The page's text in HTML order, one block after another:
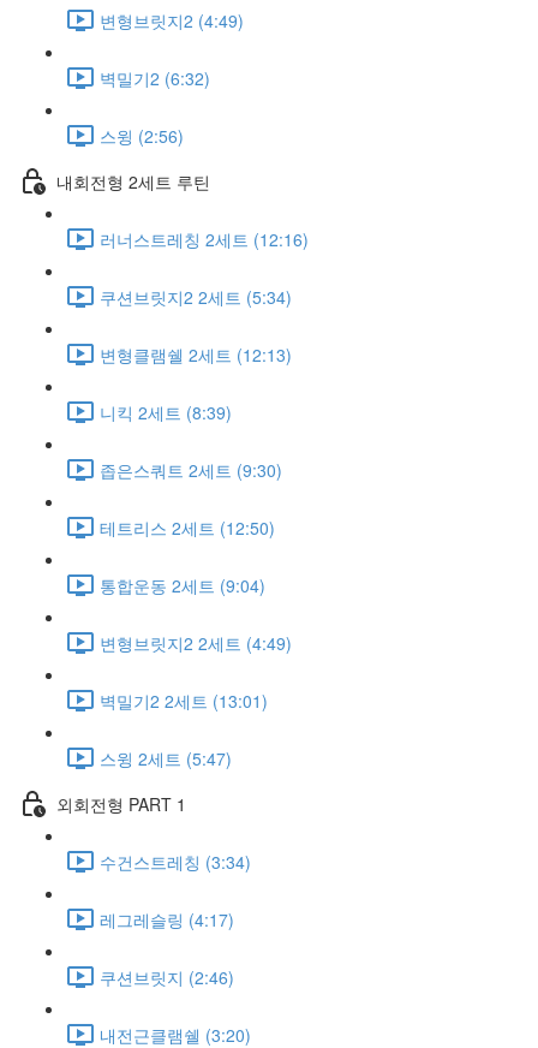
변형브릿지2 (4:49)
벽밀기2 (6:32)
스윙 (2:56)
내회전형 2세트 루틴
러너스트레칭 2세트 (12:16)
쿠션브릿지2 2세트 (5:34)
변형클램쉘 2세트 (12:13)
니킥 2세트 (8:39)
좁은스쿼트 2세트 (9:30)
테트리스 2세트 (12:50)
통합운동 2세트 (9:04)
변형브릿지2 2세트 (4:49)
벽밀기2 2세트 (13:01)
스윙 2세트 (5:47)
외회전형 PART 1
수건스트레칭 (3:34)
레그레슬링 (4:17)
쿠션브릿지 (2:46)
내전근클램쉘 (3:20)